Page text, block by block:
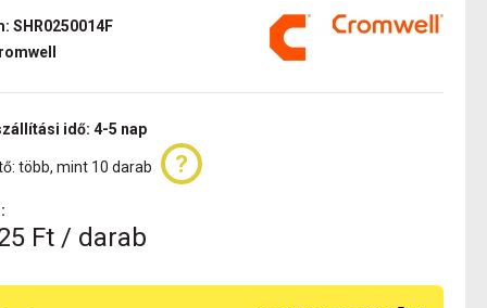
SHR0250014F
idő: 4-5 nap
több, mint 10 darab
Ft / darab